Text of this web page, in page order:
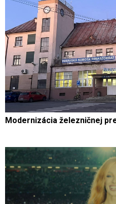
Modernizácia železničnej